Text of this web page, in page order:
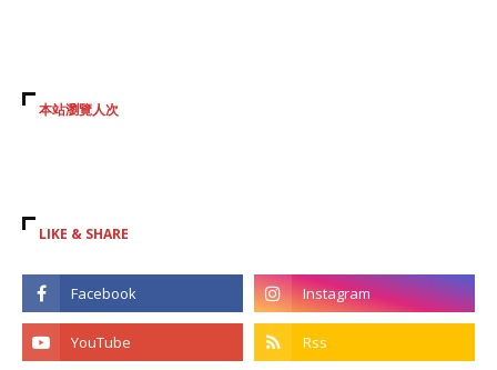
本站瀏覽人次
LIKE & SHARE